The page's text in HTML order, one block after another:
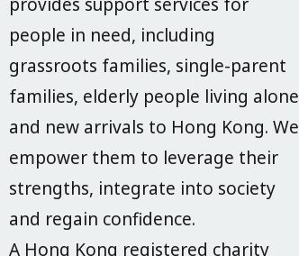
provides support services for
people in need, including
grassroots families, single-parent
families, elderly people living alone
and new arrivals to Hong Kong. We
empower them to leverage their
strengths, integrate into society
and regain confidence.
A Hong Kong registered charity